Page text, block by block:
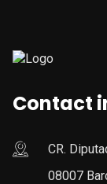
Contact
CR.
08007